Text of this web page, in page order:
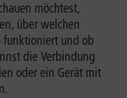
möchtest,
über welchen
funktioniert und ob
die Verbindung
oder ein Gerät mit